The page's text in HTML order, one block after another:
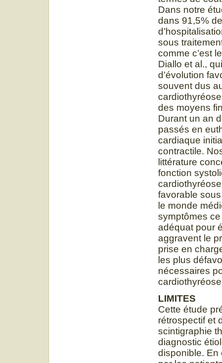
Dans notre
dans 91,5%
sous
comme c’est
Diallo et al.,
d’évolution
souvent dus
des moyens
Durant un an
passés en
cardiaque
contractile.
littérature
fonction
favorable
le monde
symptômes
adéquat pour
aggravent le
prise en
les plus
nécessaires
LIMITES
Cette étude
rétrospectif et
scintigraphie
diagnostic
disponible. En